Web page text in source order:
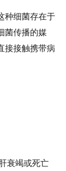
种细菌存在于
菌传播的媒
接接触携带病
衰竭或死亡